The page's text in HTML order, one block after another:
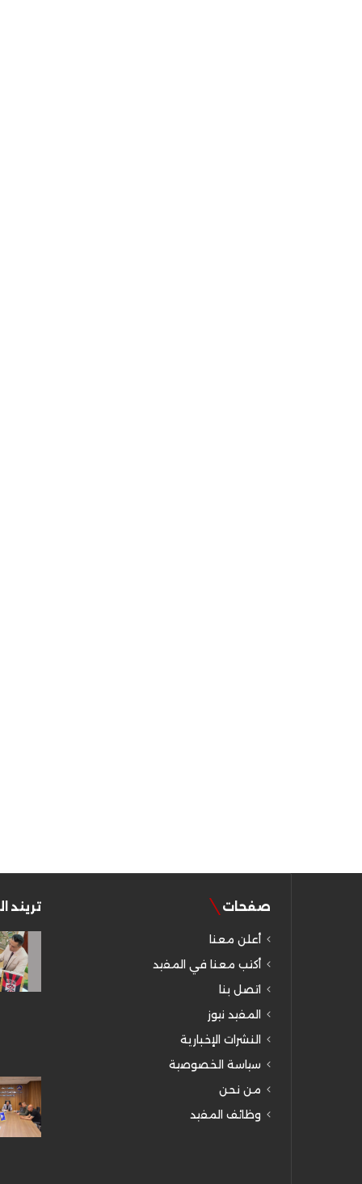
صفحات
أعلن معنا
أكتب معنا في المفيد
اتصل بنا
المفيد نيوز
النشرات الإخبارية
سياسة الخصوصية
من نحن
وظائف المفيد
تريند